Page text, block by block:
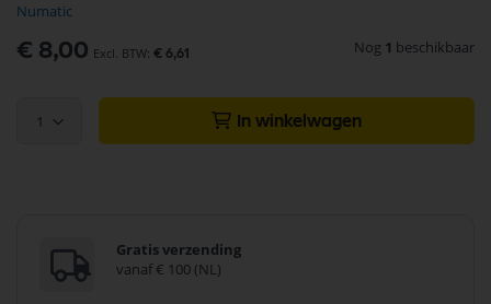
Numatic
€ 8,00 € 6,61 Nog 1 beschikbaar
1 In winkelwagen
Gratis verzending
vanaf € 100 (NL)
van
de
afbeeldingen-